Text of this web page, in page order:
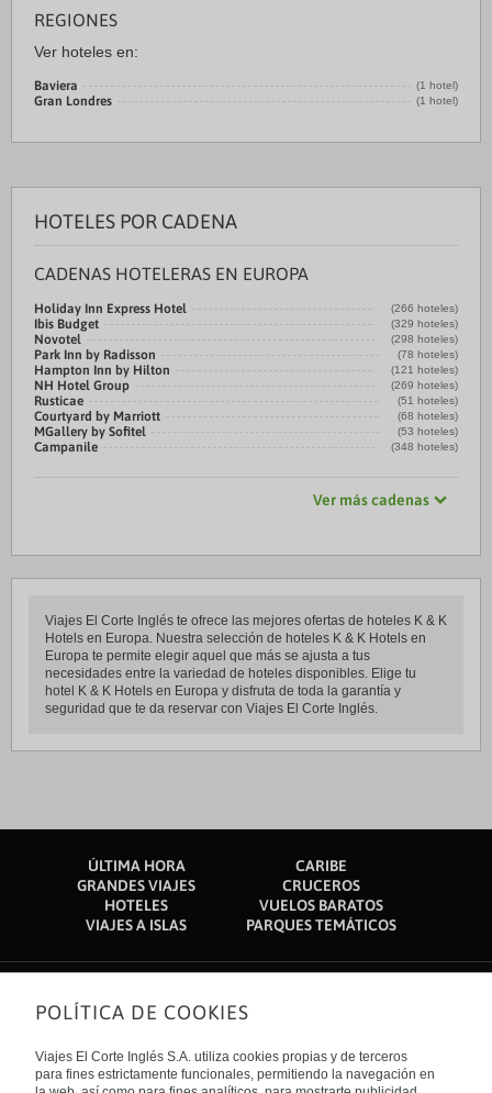
REGIONES
Ver hoteles en:
Baviera (1 hotel)
Gran Londres (1 hotel)
HOTELES POR CADENA
CADENAS HOTELERAS EN EUROPA
Holiday Inn Express Hotel (266 hoteles)
Ibis Budget (329 hoteles)
Novotel (298 hoteles)
Park Inn by Radisson (78 hoteles)
Hampton Inn by Hilton (121 hoteles)
NH Hotel Group (269 hoteles)
Rusticae (51 hoteles)
Courtyard by Marriott (68 hoteles)
MGallery by Sofitel (53 hoteles)
Campanile (348 hoteles)
Ver más cadenas
Viajes El Corte Inglés te ofrece las mejores ofertas de hoteles K & K
Hotels en Europa. Nuestra selección de hoteles K & K Hotels en
Europa te permite elegir aquel que más se ajusta a tus
necesidades entre la variedad de hoteles disponibles. Elige tu
hotel K & K Hotels en Europa y disfruta de toda la garantía y
seguridad que te da reservar con Viajes El Corte Inglés.
ÚLTIMA HORA
CARIBE
GRANDES VIAJES
CRUCEROS
HOTELES
VUELOS BARATOS
VIAJES A ISLAS
PARQUES TEMÁTICOS
Sobre nosotros
Quiénes somos
Financiación
Sostenibilidad
Enlaces de interés
POLÍTICA DE COOKIES
Viajes El Corte Inglés S.A. utiliza cookies propias y de terceros
para fines estrictamente funcionales, permitiendo la navegación en